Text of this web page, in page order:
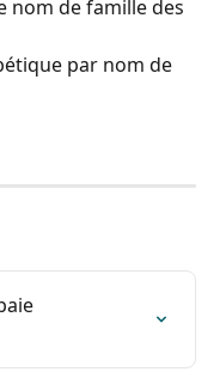
nom de famille des
par nom de